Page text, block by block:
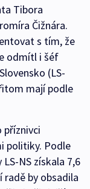
Tibora
Čižnára.
s tím, že
odmítl i šéf
(LS-
mají podle
příznivci
politiky. Podle
NS získala 7,6
radě by obsadila